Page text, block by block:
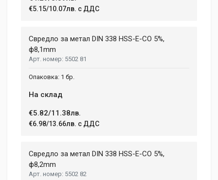
€5.15/10.07лв. с ДДС
Свредло за метал DIN 338 HSS-E-CO 5%,
ф8,1mm
5502 81
1 бр.
На склад
€5.82/11.38лв.
€6.98/13.66лв. с ДДС
Свредло за метал DIN 338 HSS-E-CO 5%,
ф8,2mm
5502 82